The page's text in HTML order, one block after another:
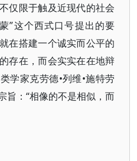
仅限于触及近现代的社会
”这个西式口号提出的要
在搭建一个诚实而公平的
存在，而会实实在在地辩
学家克劳德•列维•施特劳
旨：“相像的不是相似，而